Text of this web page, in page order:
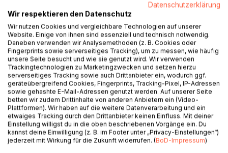
Auf die Merkliste
Titel bewerten
BESCHREIBUNG
Mickey Callaghan heiratet seine große Liebe. Sie ist
inzwischen durch die Machenschaften eines Verbrechers
Datenschutzerklärung
Wir respektieren den Datenschutz
Wir nutzen Cookies und vergleichbare Technologien auf unserer
Website. Einige von ihnen sind essenziell und technisch notwendig.
Daneben verwenden wir Analysemethoden (z. B. Cookies oder
Fingerprints sowie serverseitiges Tracking), um zu messen, wie häufig
unsere Seite besucht und wie sie genutzt wird. Wir verwenden
Trackingtechnologien zu Marketingzwecken und setzen hierzu
serverseitiges Tracking sowie auch Drittanbieter ein, wodurch ggf.
geräteübergreifend Cookies, Fingerprints, Tracking-Pixel, IP-Adressen
sowie gehashte E-Mail-Adressen genutzt werden. Auf unserer Seite
betten wir zudem Drittinhalte von anderen Anbietern ein (Video-
Plattformen). Wir haben auf die weitere Datenverarbeitung und ein
etwaiges Tracking durch den Drittanbieter keinen Einfluss. Mit deiner
Einstellung willigst du in die oben beschriebenen Vorgänge ein. Du
kannst deine Einwilligung (z. B. im Footer unter „Privacy-Einstellungen“)
jederzeit mit Wirkung für die Zukunft widerrufen. (BoD-Impressum)